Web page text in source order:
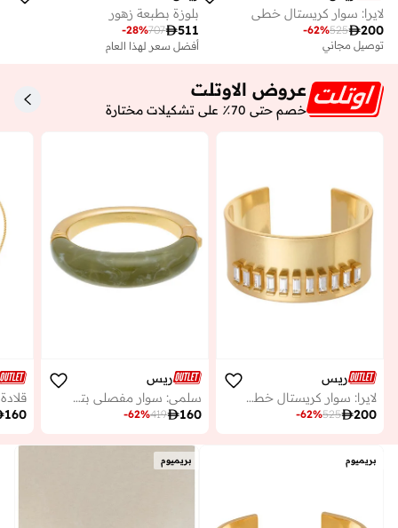
لايرا: سوار كريستال خطي
200
525
-62%
توصيل مجاني
بلوزة بطبعة زهور
511
707
-28%
أفضل سعر لهذا العام
توصيل مجاني
توصيل مجانيعروض الاوتلت
خصم حتى 70٪ على تشكيلات مختارة
ريس
لايرا: سوار كريستال خطي
200
525
-62%
ريس
سلمى: سوار مفصلي بتصميم سكوب
160
419
-62%
160
بريميوم بريميوم